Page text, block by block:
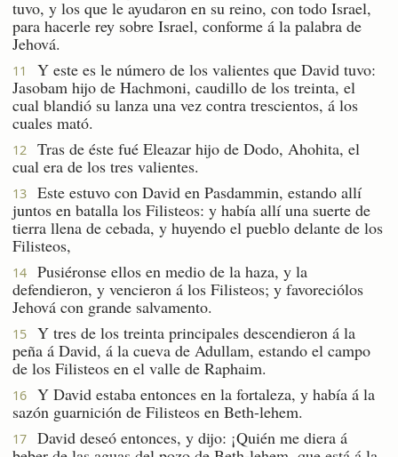
tuvo, y los que le ayudaron en su reino, con todo Israel,
para hacerle rey sobre Israel, conforme á la palabra de
Jehová.
11
Y este es le número de los valientes que David tuvo:
Jasobam hijo de Hachmoni, caudillo de los treinta, el
cual blandió su lanza una vez contra trescientos, á los
cuales mató.
12
Tras de éste fué Eleazar hijo de Dodo, Ahohita, el
cual era de los tres valientes.
13
Este estuvo con David en Pasdammin, estando allí
juntos en batalla los Filisteos: y había allí una suerte de
tierra llena de cebada, y huyendo el pueblo delante de los
Filisteos,
14
Pusiéronse ellos en medio de la haza, y la
defendieron, y vencieron á los Filisteos; y favoreciólos
Jehová con grande salvamento.
15
Y tres de los treinta principales descendieron á la
peña á David, á la cueva de Adullam, estando el campo
de los Filisteos en el valle de Raphaim.
16
Y David estaba entonces en la fortaleza, y había á la
sazón guarnición de Filisteos en Beth-lehem.
17
David deseó entonces, y dijo: ¡Quién me diera á